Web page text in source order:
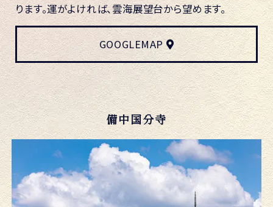
ります。運がよければ、雲海展望台から望めます。
GOOGLEMAP
備中国分寺